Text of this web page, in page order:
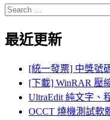
Search
for:
最近更新
[統一發票] 中獎號
[下載] WinRAR 壓
UltraEdit 純文字、
OCCT 燒機測試軟